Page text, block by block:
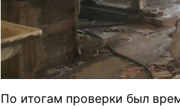
По итогам проверки был